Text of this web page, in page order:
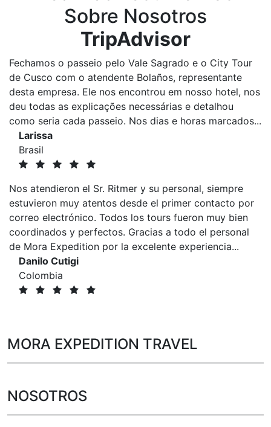
Sobre Nosotros
TripAdvisor
Fechamos o passeio pelo Vale Sagrado e o City Tour
de Cusco com o atendente Bolaños, representante
desta empresa. Ele nos encontrou em nosso hotel, nos
deu todas as explicações necessárias e detalhou
como seria cada passeio. Nos dias e horas marcados...
Larissa
Brasil
Nos atendieron el Sr. Ritmer y su personal, siempre
estuvieron muy atentos desde el primer contacto por
correo electrónico. Todos los tours fueron muy bien
coordinados y perfectos. Gracias a todo el personal
de Mora Expedition por la excelente experiencia...
Danilo Cutigi
Colombia
MORA EXPEDITION TRAVEL
NOSOTROS